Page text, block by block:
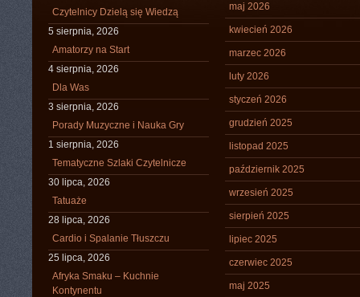
Czytelnicy Dzielą się Wiedzą
5 sierpnia, 2026
Amatorzy na Start
4 sierpnia, 2026
Dla Was
3 sierpnia, 2026
Porady Muzyczne i Nauka Gry
1 sierpnia, 2026
Tematyczne Szlaki Czytelnicze
30 lipca, 2026
Tatuaże
28 lipca, 2026
Cardio i Spalanie Tłuszczu
25 lipca, 2026
Afryka Smaku – Kuchnie
Kontynentu
maj 2026
kwiecień 2026
marzec 2026
luty 2026
styczeń 2026
grudzień 2025
listopad 2025
październik 2025
wrzesień 2025
sierpień 2025
lipiec 2025
czerwiec 2025
maj 2025